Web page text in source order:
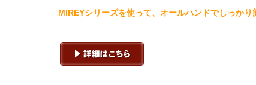
MIREYシリーズを使って、オールハンドでしっか